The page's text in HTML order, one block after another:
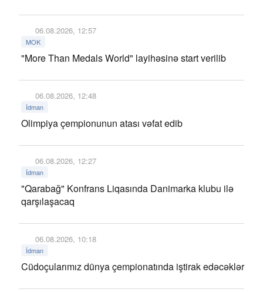
06.08.2026, 12:57
MOK
"More Than Medals World" layihəsinə start verilib
06.08.2026, 12:48
İdman
Olimpiya çempionunun atası vəfat edib
06.08.2026, 12:27
İdman
"Qarabağ" Konfrans Liqasında Danimarka klubu ilə
qarşılaşacaq
06.08.2026, 10:18
İdman
Cüdoçularımız dünya çempionatında iştirak edəcəklər